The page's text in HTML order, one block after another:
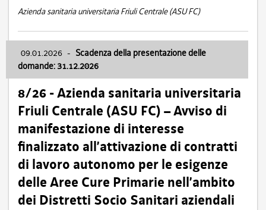
Azienda sanitaria universitaria Friuli Centrale (ASU FC)
09.01.2026 - Scadenza della presentazione delle
domande: 31.12.2026
8/26 - Azienda sanitaria universitaria
Friuli Centrale (ASU FC) – Avviso di
manifestazione di interesse
finalizzato all’attivazione di contratti
di lavoro autonomo per le esigenze
delle Aree Cure Primarie nell’ambito
dei Distretti Socio Sanitari aziendali